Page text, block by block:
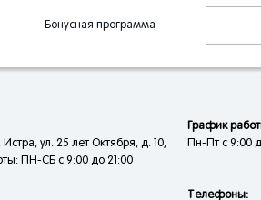
Бонусная программа
ул. 25 лет Октября, д. 10,
ПН-СБ с 9:00 до 21:00
График
Пн-Пт с 9:00
Телефоны: